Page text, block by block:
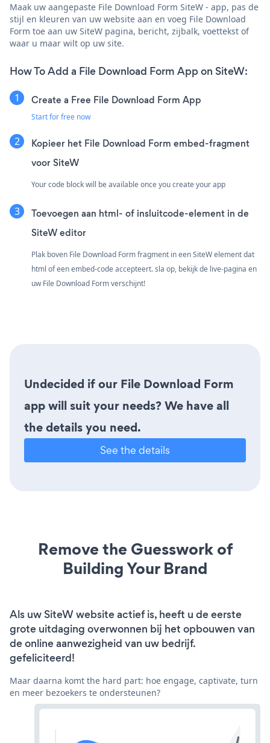
Maak uw aangepaste File Download Form SiteW - app, pas de
stijl en kleuren van uw website aan en voeg File Download
Form toe aan uw SiteW pagina, bericht, zijbalk, voettekst of
waar u maar wilt op uw site.
How To Add a File Download Form App on SiteW:
Create a Free File Download Form App
Start for free now
Kopieer het File Download Form embed-fragment
voor SiteW
Your code block will be available once you create your app
Toevoegen aan html- of insluitcode-element in de
SiteW editor
Plak boven File Download Form fragment in een SiteW element dat
html of een embed-code accepteert. sla op, bekijk de live-pagina en
uw File Download Form verschijnt!
Undecided if our File Download Form
app will suit your needs? We have all
the details you need.
See the details
Remove the Guesswork of
Building Your Brand
Als uw SiteW website actief is, heeft u de eerste
grote uitdaging overwonnen bij het opbouwen van
de online aanwezigheid van uw bedrijf.
gefeliciteerd!
Maar daarna komt the hard part: hoe engage, captivate, turn
en meer bezoekers te ondersteunen?